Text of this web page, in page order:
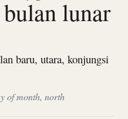
lunar
baru, utara, konjungsi
of month, north